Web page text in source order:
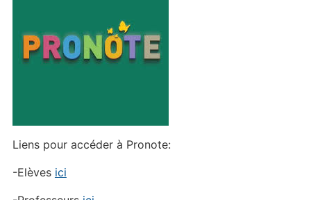
Liens pour accéder à Pronote:
-Elèves ici